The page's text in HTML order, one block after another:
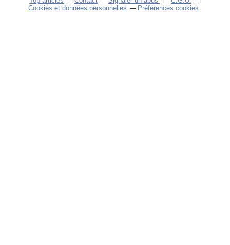
Cookies et données personnelles
Préférences cookies